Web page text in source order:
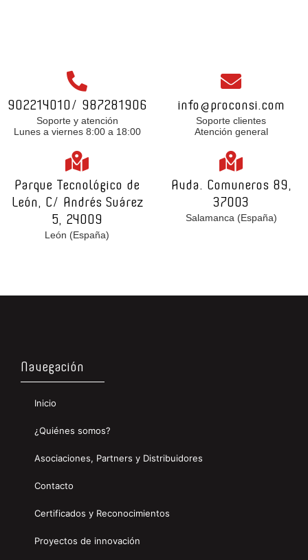
902214010/ 987281906
Soporte y atención
Lunes a viernes 8:00 a 18:00
info@proconsi.com
Soporte clientes
Atención general
Parque Tecnológico de
León, C/ Andrés Suárez
5, 24009
León (España)
Avda. Comuneros 89,
37003
Salamanca (España)
Navegación
Inicio
¿Quiénes somos?
Asociaciones, Partners y Distribuidores
Contacto
Certificados y Reconocimientos
Proyectos de innovación